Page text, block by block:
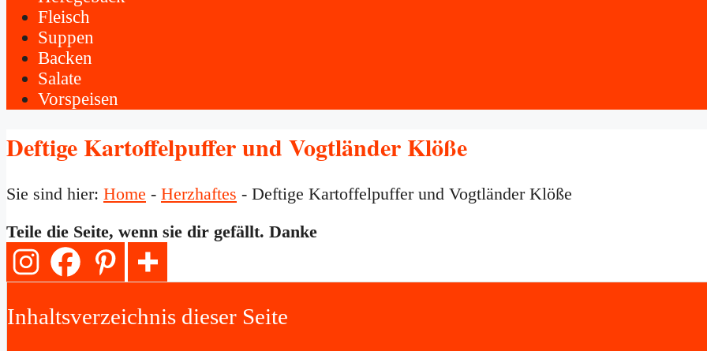
Fleisch
Suppen
Backen
Salate
Vorspeisen
Deftige Kartoffelpuffer und Vogtländer Klöße
Sie sind hier: Home - Herzhaftes - Deftige Kartoffelpuffer und Vogtländer Klöße
Teile die Seite, wenn sie dir gefällt. Danke
Inhaltsverzeichnis dieser Seite